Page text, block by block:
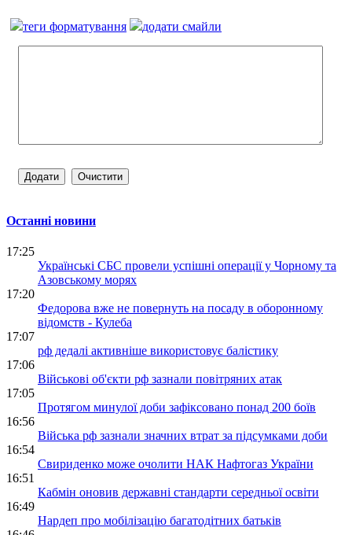
теги форматування додати смайли
Останні новини
17:25
Українські СБС провели успішні операції у Чорному та
Азовському морях
17:20
Федорова вже не повернуть на посаду в оборонному
відомств - Кулеба
17:07
рф дедалі активніше використовує балістику
17:06
Військові об'єкти рф зазнали повітряних атак
17:05
Протягом минулої доби зафіксовано понад 200 боїв
16:56
Війська рф зазнали значних втрат за підсумками доби
16:54
Свириденко може очолити НАК Нафтогаз України
16:51
Кабмін оновив державні стандарти середньої освіти
16:49
Нардеп про мобілізацію багатодітних батьків